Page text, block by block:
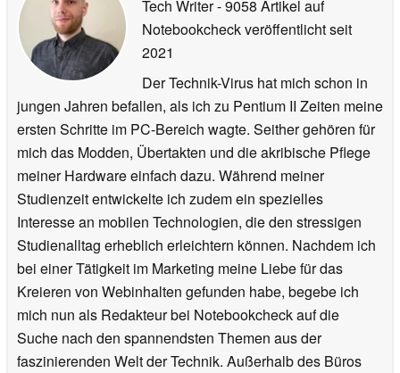
Tech Writer- 9058 Artikel auf
Notebookcheck veröffentlichtseit
2021
Der Technik-Virus hat mich schon in
jungen Jahren befallen, als ich zu Pentium II Zeiten meine
ersten Schritte im PC-Bereich wagte. Seither gehören für
mich das Modden, Übertakten und die akribische Pflege
meiner Hardware einfach dazu. Während meiner
Studienzeit entwickelte ich zudem ein spezielles
Interesse an mobilen Technologien, die den stressigen
Studienalltag erheblich erleichtern können. Nachdem ich
bei einer Tätigkeit im Marketing meine Liebe für das
Kreieren von Webinhalten gefunden habe, begebe ich
mich nun als Redakteur bei Notebookcheck auf die
Suche nach den spannendsten Themen aus der
faszinierenden Welt der Technik. Außerhalb des Büros